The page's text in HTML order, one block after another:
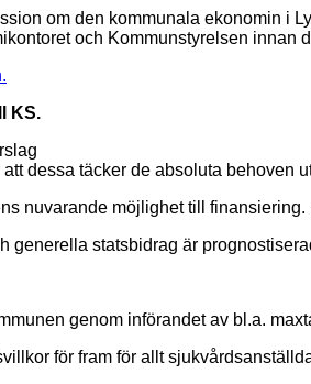
om den kommunala ekonomin i
och Kommunstyrelsen innan
KS.
dessa täcker de absoluta
nuvarande möjlighet till
generella statsbidrag är
genom införandet av bl.a.
för fram för allt